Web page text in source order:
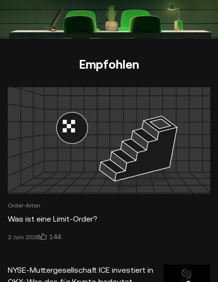
Empfohlen
Order-Arten
Was ist eine Limit-Order?
2. Juni 2026 144
NYSE-Muttergesellschaft ICE investiert in